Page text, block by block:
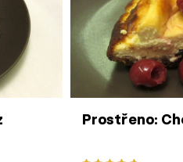
Prostřeno: